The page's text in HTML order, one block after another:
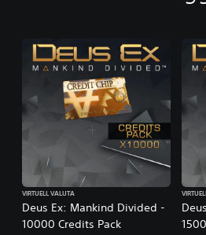
Deus Ex: Mankind Divided -
10000 Credits Pack
VIRTUELL VALUTA